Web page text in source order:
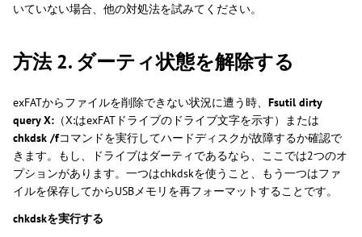
いていない場合、他の対処法を試みてください。
方法 2. ダーティ状態を解除する
exFATからファイルを削除できない状況に遭う時、 Fsutil dirty
query X: （X:はexFATドライブのドライブ文字を示す）または
chkdsk /fコマンドを実行してハードディスクが故障するか確認で
きます。もし、ドライブはダーティであるなら、ここでは2つのオ
プションがあります。一つはchkdskを使うこと、もう一つはファ
イルを保存してからUSBメモリを再フォーマットすることです。
chkdskを実行する